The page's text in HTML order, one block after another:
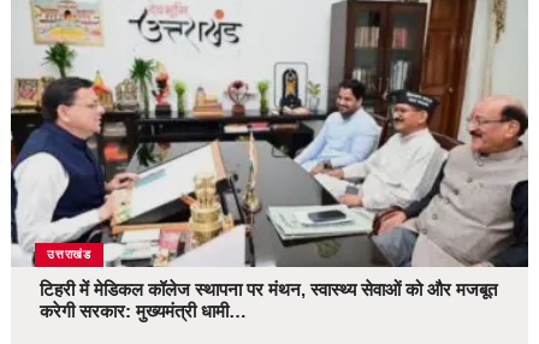
उत्तराखंड
टिहरी में मेडिकल कॉलेज स्थापना पर मंथन, स्वास्थ्य सेवाओं को और मजबूत
करेगी सरकार: मुख्यमंत्री धामी…